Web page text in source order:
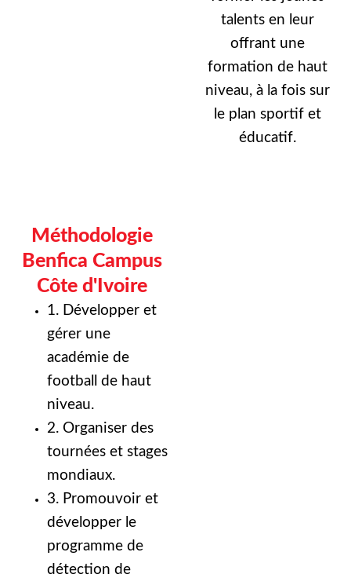
talents en leur
offrant une
formation de haut
niveau, à la fois sur
le plan sportif et
éducatif.
Méthodologie
Benfica Campus
Côte d'Ivoire
1. Développer et
gérer une
académie de
football de haut
niveau.
2. Organiser des
tournées et stages
mondiaux.
3. Promouvoir et
développer le
programme de
détection de